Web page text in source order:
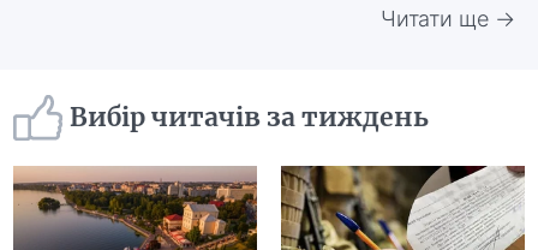
Читати ще →
Вибір читачів за тиждень